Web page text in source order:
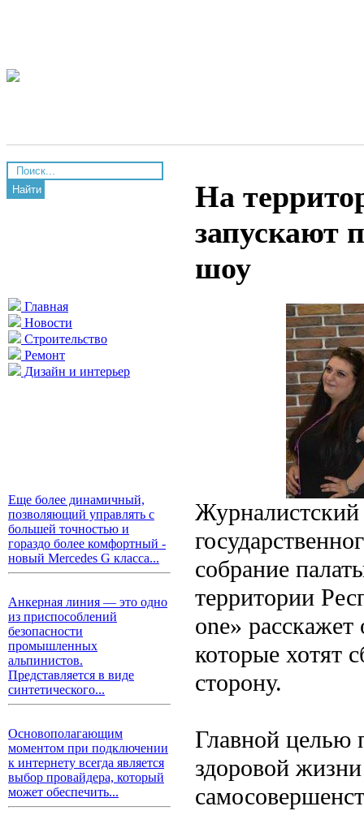
Найти
Главная
Новости
Строительство
Ремонт
Дизайн и интерьер
Еще более динамичный,
позволяющий управлять с
большей точностью и
гораздо более комфортный -
новый Mercedes G класса...
Анкерная линия — это одно
из приспособлений
безопасности
промышленных
альпинистов.
Представляется в виде
синтетического...
Основополагающим
моментом при подключении
к интернету всегда является
выбор провайдера, который
может обеспечить...
На
запускают
шоу
Журналистский
собрание
территории
one» расскажет
которые хотят
сторону.
Главной целью
здоровой